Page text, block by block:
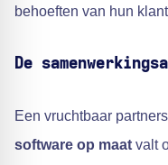
behoeften van hun
De
Een vruchtbaar
software op maat valt